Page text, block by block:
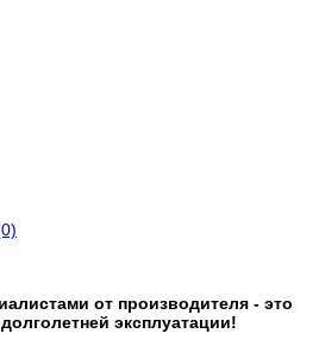
от производителя - это
эксплуатации!